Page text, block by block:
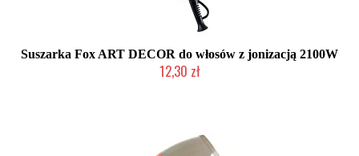
Suszarka Fox ART DECOR do włosów z jonizacją 2100W
12,30 zł